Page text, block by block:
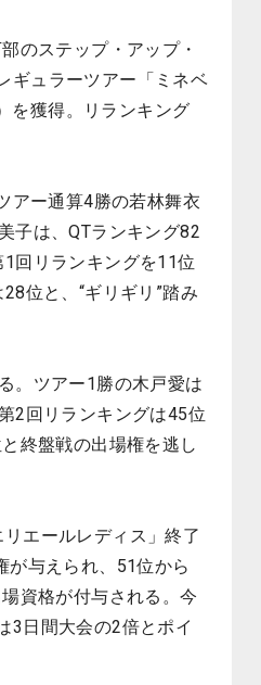
のステップ・アップ・
ギュラーツアー「ミネベ
を獲得。リランキング
アー通算4勝の若林舞衣
子は、QTランキング82
回リランキングを11位
位と、“ギリギリ”踏み
。ツアー1勝の木戸愛は
2回リランキングは45位
終盤戦の出場権を逃し
エールレディス」終了
が与えられ、51位から
資格が付与される。今
3日間大会の2倍とポイ